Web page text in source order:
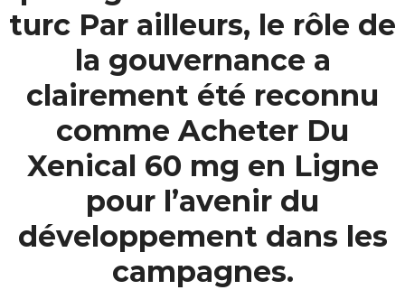
turc Par ailleurs, le rôle de
la gouvernance a
clairement été reconnu
comme Acheter Du
Xenical 60 mg en Ligne
pour l’avenir du
développement dans les
campagnes.
About
Services
Contact Us
K.S.A